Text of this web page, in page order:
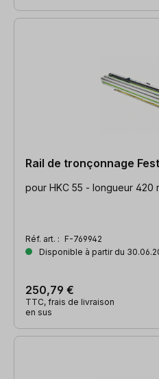
Rail de tronçonnage
pour HKC 55 - longueur 420
Réf. art. : F-769942
Disponible à partir du
250,79 €
TTC, frais de livraison
en sus